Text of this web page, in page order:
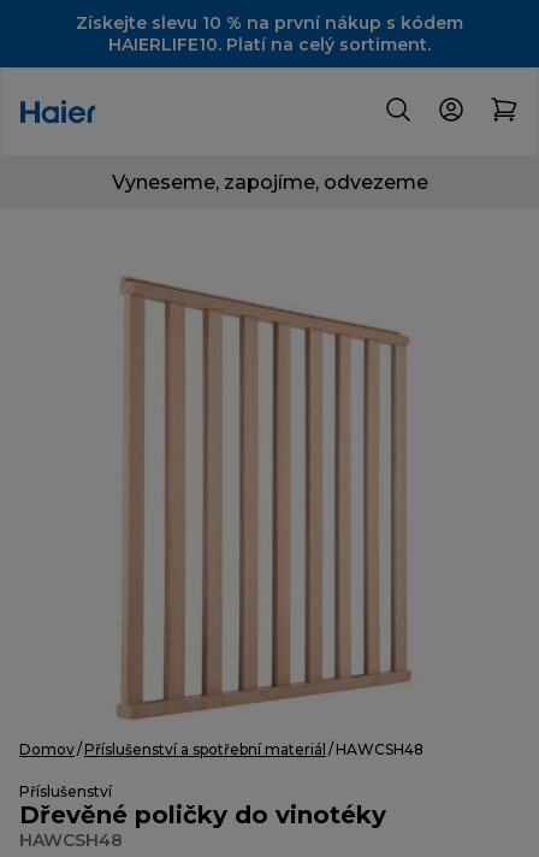
Získejte slevu 10 % na první nákup s kódem
HAIERLIFE10. Platí na celý sortiment.
Vyneseme, zapojíme, odvezeme
Domov Příslušenství a spotřební materiál HAWCSH48
Příslušenství
Dřevěné poličky do vinotéky
HAWCSH48